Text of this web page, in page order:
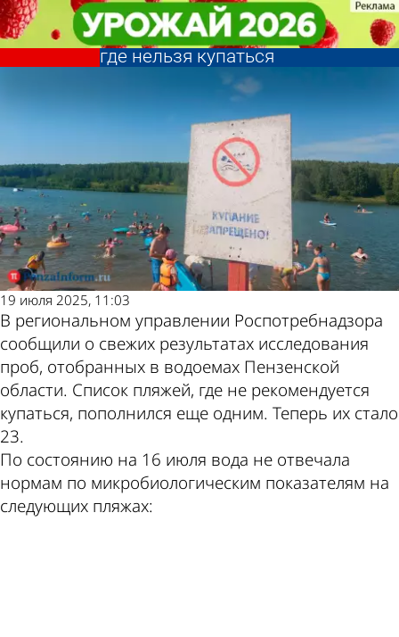
В Пензенской области
расширился список водоемов,
где нельзя купаться
Общество
19 июля 2025, 11:03
В региональном управлении Роспотребнадзора
сообщили о свежих результатах исследования
проб, отобранных в водоемах Пензенской
области. Список пляжей, где не рекомендуется
купаться, пополнился еще одним. Теперь их стало
23.
По состоянию на 16 июля вода не отвечала
нормам по микробиологическим показателям на
следующих пляжах:
В Пензенской области
расширился список водоемов,
где нельзя купаться
Общество
Другие
новости по
теме
Погода и
курсы валют
в Пензе